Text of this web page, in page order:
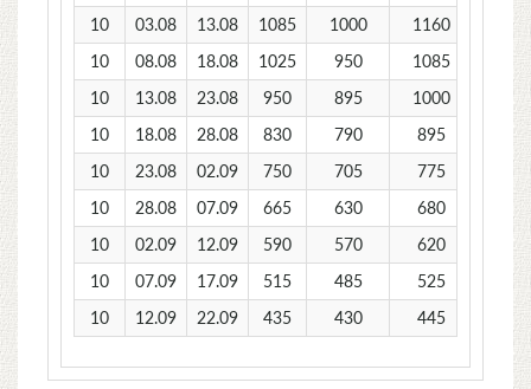
10
03.08 13.08 1085 1000
1160
10
08.08 18.08 1025 950
1085
10
13.08 23.08 950 895
1000
10
18.08 28.08 830 790
895
10
23.08 02.09 750 705
775
10
28.08 07.09 665 630
680
10
02.09 12.09 590 570
620
10
07.09 17.09 515 485
525
10
12.09 22.09 435 430 445